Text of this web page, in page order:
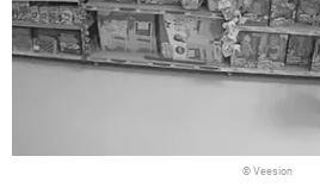
© Veesion